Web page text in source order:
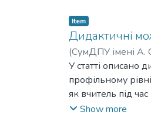
приклади їх
Item
Дидактичні
(СумДПУ імені А.
Petrovych;
У статті описано
профільному
як вчитель під
теми: «Вступ».
Show more